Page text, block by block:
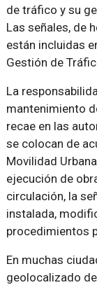
de tráfico y su
Las señales, de
están incluidas
Gestión de
La
mantenimiento
recae en las
se colocan de
Movilidad
ejecución de
circulación, la
instalada,
procedimientos
En muchas
geolocalizado